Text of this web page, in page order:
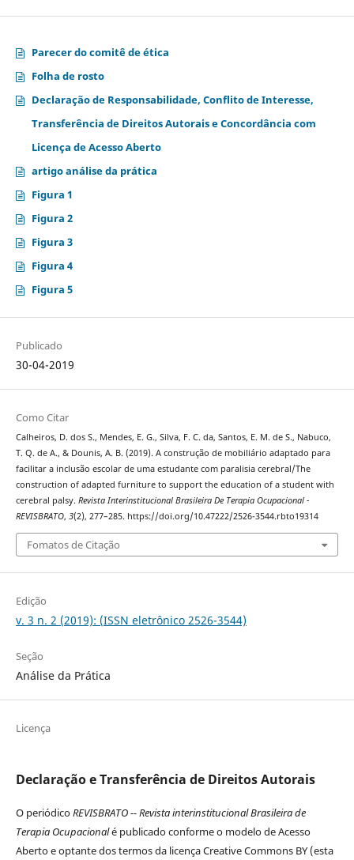
Parecer do comitê de ética
Folha de rosto
Declaração de Responsabilidade, Conflito de Interesse,
Transferência de Direitos Autorais e Concordância com
Licença de Acesso Aberto
artigo análise da prática
Figura 1
Figura 2
Figura 3
Figura 4
Figura 5
Publicado
30-04-2019
Como Citar
Calheiros, D. dos S., Mendes, E. G., Silva, F. C. da, Santos, E. M. de S., Nabuco,
T. Q. de A., & Dounis, A. B. (2019). A construção de mobiliário adaptado para
facilitar a inclusão escolar de uma estudante com paralisia cerebral/The
construction of adapted furniture to support the education of a student with
cerebral palsy. Revista Interinstitucional Brasileira De Terapia Ocupacional -
REVISBRATO, 3(2), 277–285. https://doi.org/10.47222/2526-3544.rbto19314
Fomatos de Citação
Edição
v. 3 n. 2 (2019): (ISSN eletrônico 2526-3544)
Seção
Análise da Prática
Licença
Declaração e Transferência de Direitos Autorais
O periódicoREVISBRATO -- Revista interinstitucional Brasileira de
Terapia Ocupacionalé publicado conforme o modelo de Acesso
Aberto e optante dos termos da licença Creative Commons BY (esta